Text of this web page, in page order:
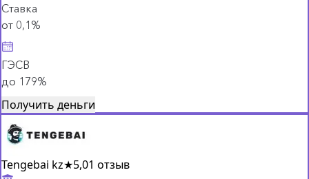
Ставка
от 0,1%
ГЭСВ
до 179%
Получить деньги
Tengebai kz★5,01 отзыв